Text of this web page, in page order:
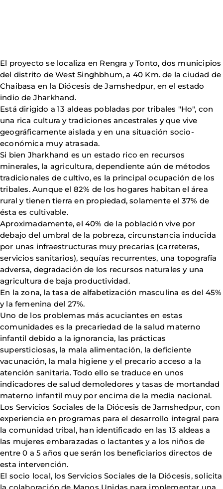
El proyecto se localiza en Rengra y Tonto, dos municipios
del distrito de West Singhbhum, a 40 Km. de la ciudad de
Chaibasa en la Diócesis de Jamshedpur, en el estado
indio de Jharkhand.
Está dirigido a 13 aldeas pobladas por tribales "Ho", con
una rica cultura y tradiciones ancestrales y que vive
geográficamente aislada y en una situación socio-
económica muy atrasada.
Si bien Jharkhand es un estado rico en recursos
minerales, la agricultura, dependiente aún de métodos
tradicionales de cultivo, es la principal ocupación de los
tribales. Aunque el 82% de los hogares habitan el área
rural y tienen tierra en propiedad, solamente el 37% de
ésta es cultivable.
Aproximadamente, el 40% de la población vive por
debajo del umbral de la pobreza, circunstancia inducida
por unas infraestructuras muy precarias (carreteras,
servicios sanitarios), sequías recurrentes, una topografía
adversa, degradación de los recursos naturales y una
agricultura de baja productividad.
En la zona, la tasa de alfabetización masculina es del 45%
y la femenina del 27%.
Uno de los problemas más acuciantes en estas
comunidades es la precariedad de la salud materno
infantil debido a la ignorancia, las prácticas
supersticiosas, la mala alimentación, la deficiente
vacunación, la mala higiene y el precario acceso a la
atención sanitaria. Todo ello se traduce en unos
indicadores de salud demoledores y tasas de mortandad
materno infantil muy por encima de la media nacional.
Los Servicios Sociales de la Diócesis de Jamshedpur, con
experiencia en programas para el desarrollo integral para
la comunidad tribal, han identificado en las 13 aldeas a
las mujeres embarazadas o lactantes y a los niños de
entre 0 a 5 años que serán los beneficiarios directos de
esta intervención.
El socio local, los Servicios Sociales de la Diócesis, solicita